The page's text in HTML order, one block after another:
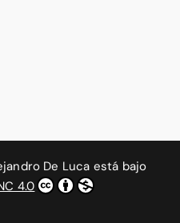
De Luca está bajo
4.0